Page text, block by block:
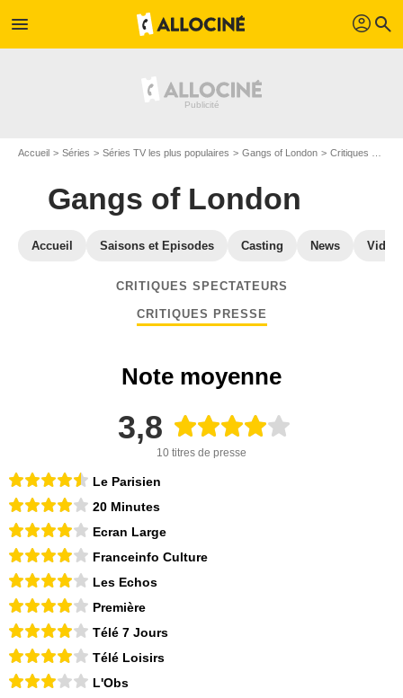
menu profil search
Accueil Séries Séries TV les plus populaires Gangs of London Critiques Gangs of London
Gangs of London
Accueil Saisons et Episodes Casting News
CRITIQUES SPECTATEURS
CRITIQUES PRESSE
Note moyenne
3,8
10 titres de presse
Le Parisien
20 Minutes
Ecran Large
Franceinfo Culture
Les Echos
Première
Télé 7 Jours
Télé Loisirs
L'Obs